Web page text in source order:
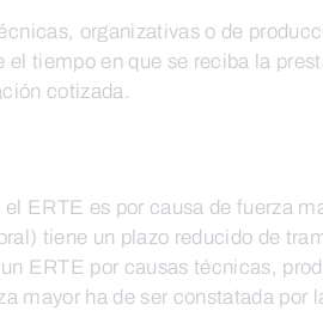
organizativas o de
tiempo en que se reciba la
cotizada.
el ERTE es por causa de fuerza
tiene un plazo reducido de
ERTE por causas técnicas,
mayor ha de ser constatada